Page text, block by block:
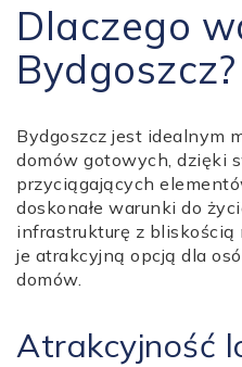
Dlaczego
Bydgoszcz?
Bydgoszcz jest idealnym
domów gotowych, dzięki
przyciągających
doskonałe warunki do
infrastrukturę z bliskością
je atrakcyjną opcją dla
domów.
Atrakcyjność